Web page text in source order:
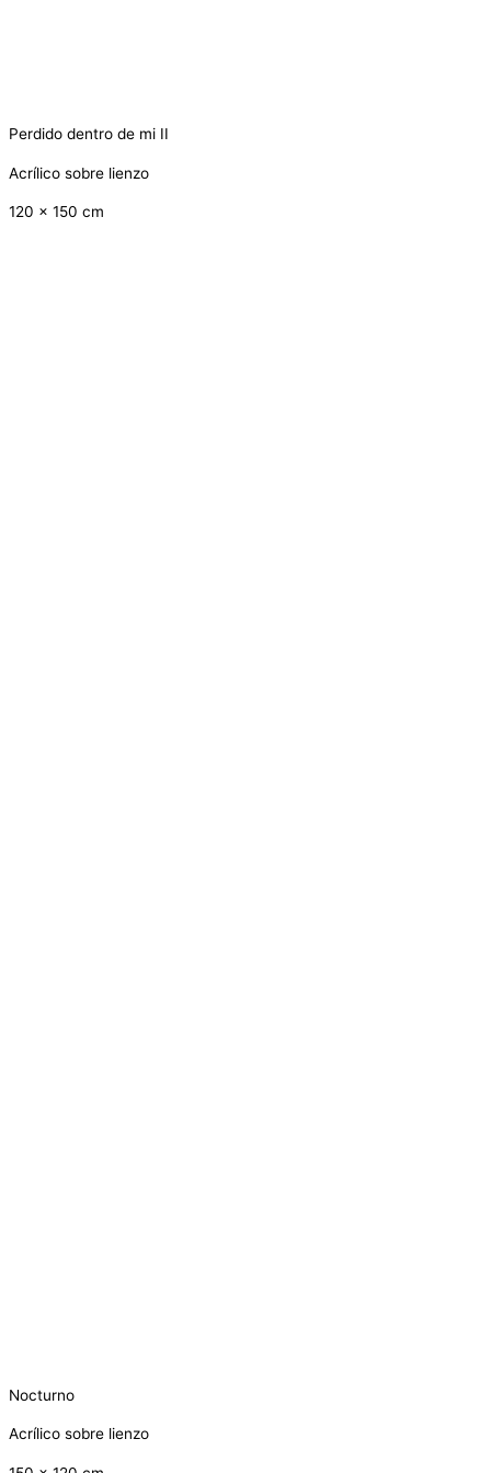
Perdido dentro de mi II
Acrílico sobre lienzo
120 x 150 cm
Nocturno
Acrílico sobre lienzo